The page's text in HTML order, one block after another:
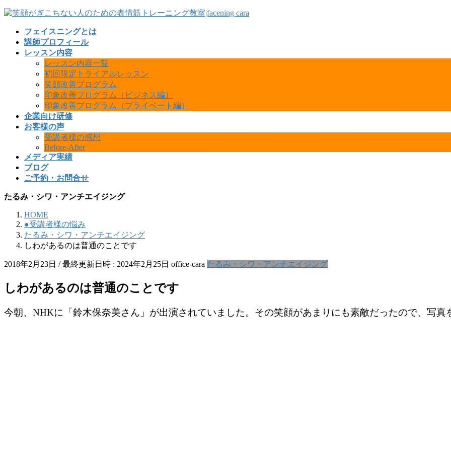
フェイスニングとは
講師プロフィール
レッスン内容
レッスン内容一覧
初回限定トライアルレッスン
笑顔改善プログラム
印象改善プログラム（ビジネス編）
印象改善プログラム（プライベート編）
企業向け研修
お客様の声
受講者様の感想
Before-After
メディア実績
ブログ
ご予約・お問合せ
たるみ・シワ・アンチエイジング
HOME
●受講者様の悩み
たるみ・シワ・アンチエイジング
しわがあるのは普通のことです
2018年2月23日 / 最終更新日時 : 2024年2月25日 office-cara たるみ・シワ・アンチエイジング
しわがあるのは普通のことです
今朝、NHKに「鈴木保奈美さん」が出演されていました。その笑顔があまりにも素敵だったので、写真